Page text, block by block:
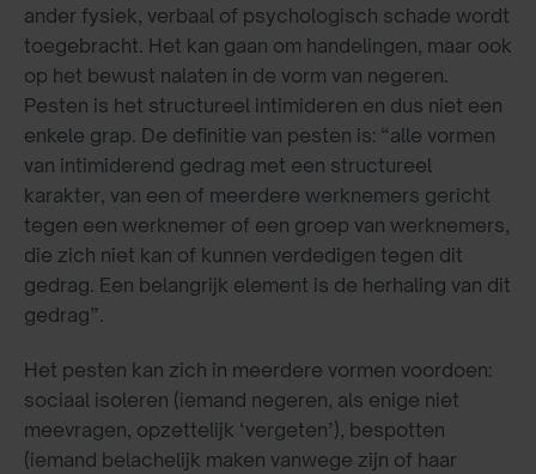
ander fysiek, verbaal of psychologisch schade wordt
toegebracht. Het kan gaan om handelingen, maar ook
op het bewust nalaten in de vorm van negeren.
Pesten is het structureel intimideren en dus niet een
enkele grap. De definitie van pesten is: “alle vormen
van intimiderend gedrag met een structureel
karakter, van een of meerdere werknemers gericht
tegen een werknemer of een groep van werknemers,
die zich niet kan of kunnen verdedigen tegen dit
gedrag. Een belangrijk element is de herhaling van dit
gedrag”.
Het pesten kan zich in meerdere vormen voordoen:
sociaal isoleren (iemand negeren, als enige niet
meevragen, opzettelijk ‘vergeten’), bespotten
(iemand belachelijk maken vanwege zijn of haar